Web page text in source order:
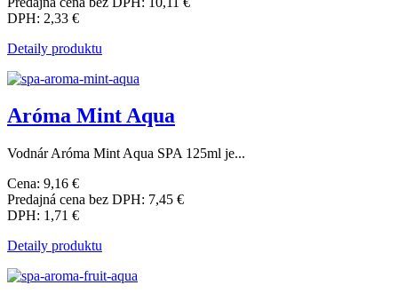
DPH: 2,33 €
Detaily produktu
Aróma Mint Aqua
Vodnár Aróma Mint Aqua SPA 125ml je...
Cena: 9,16 €
Predajná cena bez DPH: 7,45 €
DPH: 1,71 €
Detaily produktu